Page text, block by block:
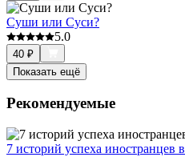
Суши или Суси?
5.0
40 ₽
Показать ещё
Рекомендуемые
7 историй успеха иностранцев